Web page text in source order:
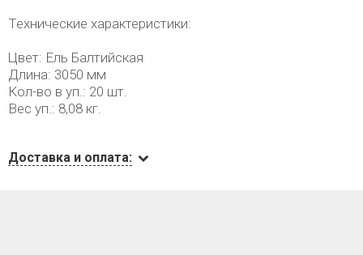
Технические характеристики:
Цвет: Ель Балтийская
Длина: 3050 мм
Кол-во в уп.: 20 шт.
Вес уп.: 8,08 кг.
Доставка и оплата: